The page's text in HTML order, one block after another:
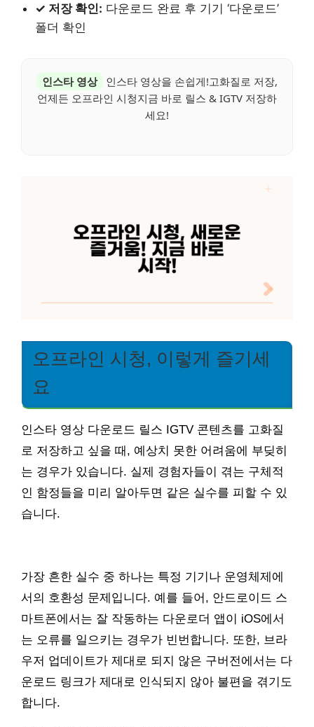
✓ 저장 확인: 다운로드 완료 후 기기 ‘다운로드’
폴더 확인
인스타 영상
인스타 영상을 손쉽게!고화질로 저장,
언제든 오프라인 시청지금 바로 릴스 & IGTV 저장하
세요!
오프라인 시청, 이렇게 즐기세
요
인스타 영상 다운로드 릴스 IGTV 콘텐츠를 고화질
로 저장하고 싶을 때, 예상치 못한 어려움에 부딪히
는 경우가 있습니다. 실제 경험자들이 겪는 구체적
인 함정들을 미리 알아두면 같은 실수를 피할 수 있
습니다.
가장 흔한 실수 중 하나는 특정 기기나 운영체제에
서의 호환성 문제입니다. 예를 들어, 안드로이드 스
마트폰에서는 잘 작동하는 다운로더 앱이 iOS에서
는 오류를 일으키는 경우가 빈번합니다. 또한, 브라
우저 업데이트가 제대로 되지 않은 구버전에서는 다
운로드 링크가 제대로 인식되지 않아 불편을 겪기도
합니다.